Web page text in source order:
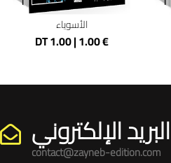
الأسوياء
DT 1.00 | 1.00 €
البريد الإلكتروني
contact@zayneb-edition.com